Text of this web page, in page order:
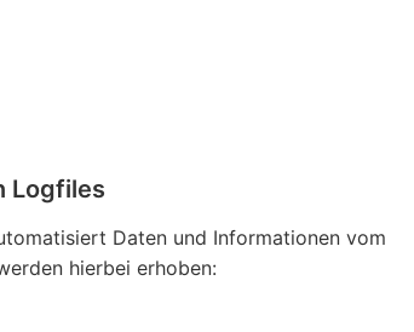
Logfiles
Daten und Informationen vom
hierbei erhoben: